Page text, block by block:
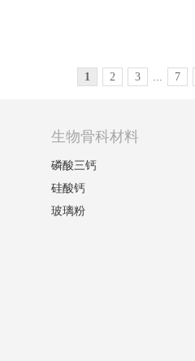
1 2 3 ... 7
生物骨科材料
磷酸三钙
硅酸钙
玻璃粉